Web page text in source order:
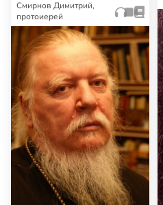
Смирнов Димитрий,
протоиерей